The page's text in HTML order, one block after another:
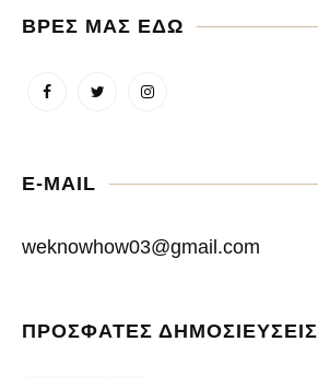
ΒΡΕΣ ΜΑΣ ΕΔΩ
E-MAIL
weknowhow03@gmail.com
ΠΡΟΣΦΑΤΕΣ ΔΗΜΟΣΙΕΥΣΕΙΣ